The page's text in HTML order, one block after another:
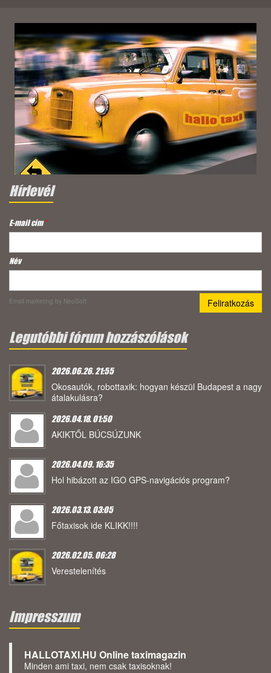
Hírlevél
E-mail cím*
Név
Email marketing by NeoSoft
Legutóbbi fórum hozzászólások
2026.06.26. 21:55
Okosautók, robottaxik: hogyan készül Budapest a nagy
átalakulásra?
2026.04.18. 01:50
AKIKTŐL BÚCSÚZUNK
2026.04.09. 16:35
Hol hibázott az IGO GPS-navigációs program?
2026.03.13. 03:05
Főtaxisok ide KLIKK!!!!
2026.02.05. 06:28
Verestelenítés
Impresszum
HALLOTAXI.HU Online taximagazin
Minden ami taxi, nem csak taxisoknak!